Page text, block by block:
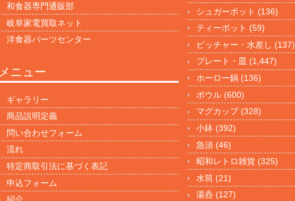
和食器専門通販部
岐阜家電買取ネット
洋食器パーツセンター
シュガーポット (136)
ティーポット (59)
ピッチャー・水差し (137)
プレート・皿 (1,447)
ホーロー鍋 (136)
ボウル (600)
マグカップ(328)
小鉢 (392)
急須 (46)
昭和レトロ雑貨 (325)
水筒 (21)
湯呑 (127)
メニュー
ギャラリー
商品説明定義
問い合わせフォーム
流れ
特定商取引法に基づく表記
申込フォーム